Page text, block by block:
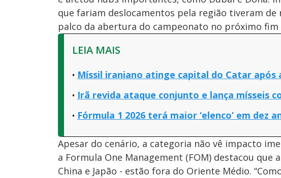
que fariam deslocamentos pela região tiveram
palco da abertura do campeonato no próximo fim
LEIA MAIS
Míssil iraniano atinge capital do Catar após
Irã revida ataque conjunto e lança mísseis
Fórmula 1 2026 terá maior ‘elenco’ em dez
Apesar do cenário, a categoria não vê impacto
a Formula One Management (FOM) destacou
China e Japão - estão fora do Oriente Médio.